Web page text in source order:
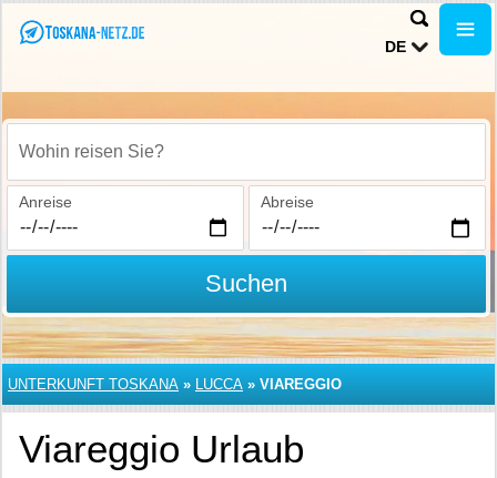
DE
Wohin reisen Sie?
Anreise Abreise
Suchen
UNTERKUNFT TOSKANA » LUCCA » VIAREGGIO
Viareggio Urlaub